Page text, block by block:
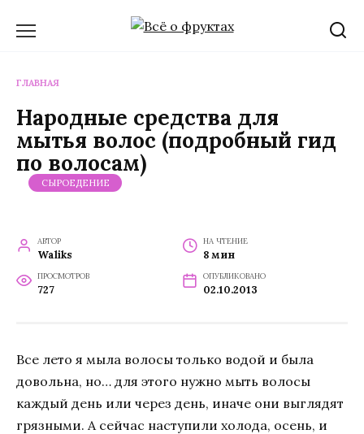
ГЛАВНАЯ
Народные средства для
мытья волос (подробный гид
по волосам)
СЫРОЕДЕНИЕ
АВТОР
Waliks
НА ЧТЕНИЕ
8 мин
ПРОСМОТРОВ
727
ОПУБЛИКОВАНО
02.10.2013
Все лето я мыла волосы только водой и была
довольна, но… для этого нужно мыть волосы
каждый день или через день, иначе они выглядят
грязными. А сейчас наступили холода, осень, и